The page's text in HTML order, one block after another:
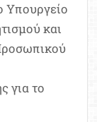
Υπουργείο
και
για το